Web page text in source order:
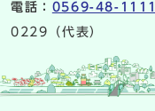
電話： 0569-48-1111
0229（代表）